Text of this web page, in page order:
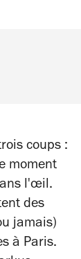
coups :
moment
l'œil.
des
jamais)
à Paris.